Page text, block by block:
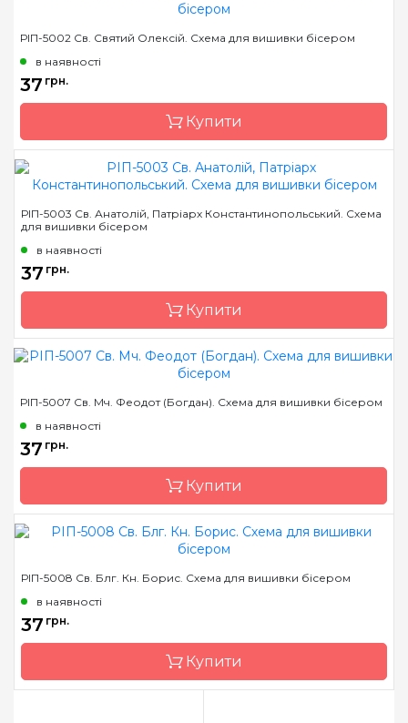
Зашивання
Матеріал
атлас, дубльований
Розмір
7,5*10,5 см
РІП-5002 Св. Святий Олексій. Схема для вишивки бісером
в наявності
37 грн.
Купити
Країна виробник
Зашивання
Матеріал
Розмір
13*16 см
РІП-5003 Св. Анатолій, Патріарх Константинопольський. Схема
для вишивки бісером
в наявності
37 грн.
Купити
Зашивання
Матеріал
атлас, дубльований
Розмір
13*16 см
РІП-5007 Св. Мч. Феодот (Богдан). Схема для вишивки бісером
в наявності
37 грн.
Купити
Зашивання
Матеріал
атлас, дубльований
Розмір
13*16 см
РІП-5008 Св. Блг. Кн. Борис. Схема для вишивки бісером
в наявності
37 грн.
Купити